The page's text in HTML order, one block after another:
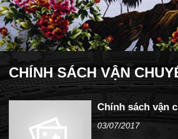
CHÍNH SÁCH VẬN
Chính sách vận
03/07/2017